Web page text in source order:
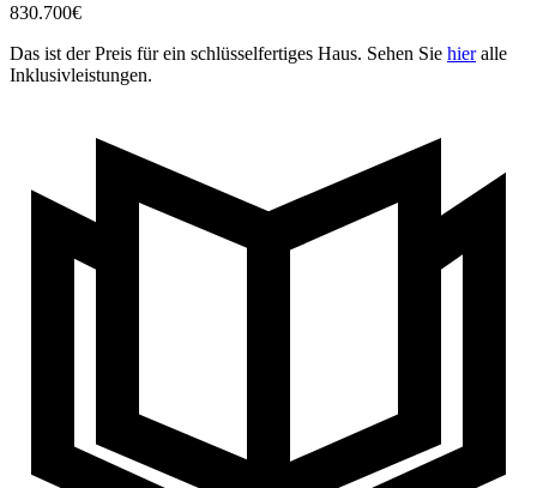
830.700€
Das ist der Preis für ein schlüsselfertiges Haus. Sehen Sie hieralle
Inklusivleistungen.